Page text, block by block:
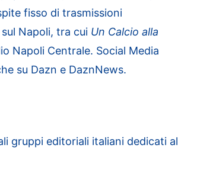
fisso di trasmissioni
Napoli, tra cui Un Calcio alla
Napoli Centrale. Social Media
su Dazn e DaznNews.
gruppi editoriali italiani dedicati al